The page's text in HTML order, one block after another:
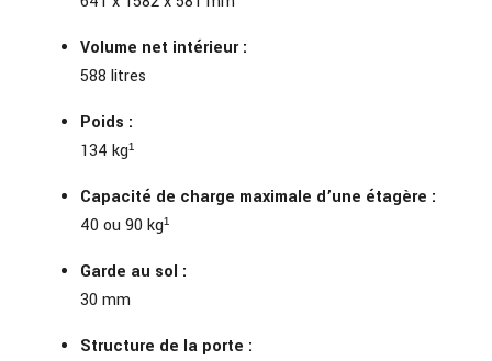
Volume net intérieur :
588 litres
Poids :
134 kg¹
Capacité de charge maximale d’une étagère :
40 ou 90 kg¹
Garde au sol :
30 mm
Structure de la porte :